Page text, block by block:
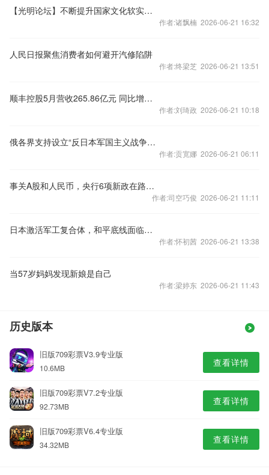
【光明论坛】不断提升国家文化软实力和中华文化影响力
作者:诸飘楠 2026-06-21 16:32
人民日报聚焦消费者如何避开汽修陷阱
作者:终梁芝 2026-06-21 13:51
顺丰控股5月营收265.86亿元 同比增长5.87%
作者:刘琦政 2026-06-21 10:18
俄各界支持设立“反日本军国主义战争胜利纪念日” 敦促日本反省历史
作者:贡宽娜 2026-06-21 06:11
事关A股和人民币，央行6项新政在路上，潘功胜最新发声！金融监管总局局长丁向群首秀：严厉打击金融黑灰产
作者:司空巧俊 2026-06-21 11:11
日本激活军工复合体，和平底线面临空前挑战
作者:怀初茜 2026-06-21 13:38
当57岁妈妈发现新娘是自己
作者:梁婷东 2026-06-21 11:43
历史版本
旧版709彩票V3.9专业版
10.6MB 查看详情
旧版709彩票V7.2专业版
92.73MB 查看详情
旧版709彩票V6.4专业版
34.32MB 查看详情